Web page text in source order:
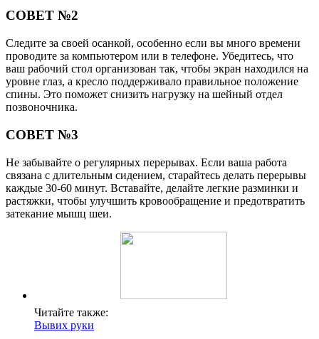
СОВЕТ №2
Следите за своей осанкой, особенно если вы много времени
проводите за компьютером или в телефоне. Убедитесь, что
ваш рабочий стол организован так, чтобы экран находился на
уровне глаз, а кресло поддерживало правильное положение
спины. Это поможет снизить нагрузку на шейный отдел
позвоночника.
СОВЕТ №3
Не забывайте о регулярных перерывах. Если ваша работа
связана с длительным сидением, старайтесь делать перерывы
каждые 30-60 минут. Вставайте, делайте легкие разминки и
растяжки, чтобы улучшить кровообращение и предотвратить
затекание мышц шеи.
Читайте также:
Вывих руки